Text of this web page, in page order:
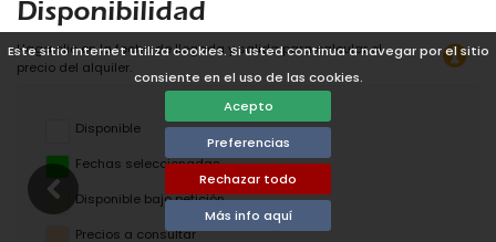
Este sitio internet utiliza cookies. Si usted continua a navegar por el sitio
consiente en el uso de las cookies.
Acepto
Preferencias
Rechazar todo
Más info aquí
Disponibilidad
Haga clic en la fecha de llegada y salida para calcular el
precio del alquiler.
Disponible
Fechas seleccionadas
Disponible bajo petición
Precios a consultar